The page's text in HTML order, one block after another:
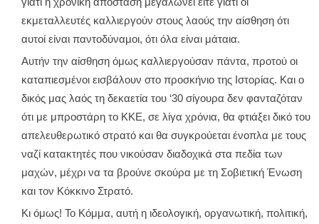
εκμεταλλευτές καλλιεργούν στους λαούς την αίσθηση ότι
αυτοί είναι παντοδύναμοι, ότι όλα είναι μάταια.
Αυτήν την αίσθηση όμως καλλιεργούσαν πάντα, προτού οι
καταπιεσμένοι εισβάλουν στο προσκήνιο της Ιστορίας. Και ο
δικός μας λαός τη δεκαετία του ‘30 σίγουρα δεν φανταζόταν
ότι με μπροστάρη το ΚΚΕ, σε λίγα χρόνια, θα φτιάξει δικό του
απελευθερωτικό στρατό και θα συγκρούεται ένοπλα με τους
ναζί κατακτητές που νικούσαν διαδοχικά στα πεδία των
μαχών, μέχρι να τα βρούνε σκούρα με τη Σοβιετική Ένωση
και τον Κόκκινο Στρατό.
Κι όμως! Το Κόμμα, αυτή η ιδεολογική, οργανωτική, πολιτική,